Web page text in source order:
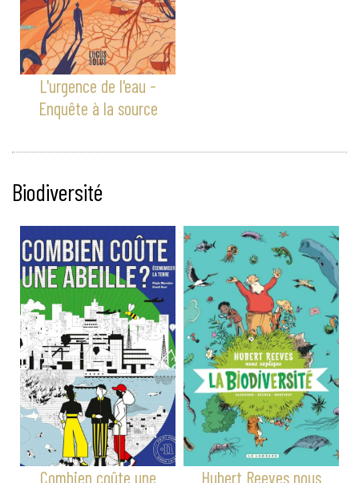
L'urgence de l'eau -
Enquête à la source
Biodiversité
Combien coûte une
Hubert Reeves nous